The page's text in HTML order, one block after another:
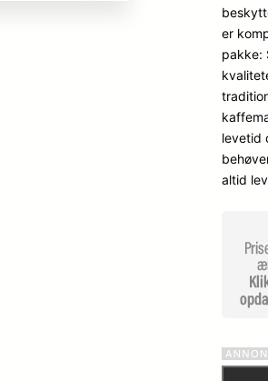
er
pakke:
levetid
altid